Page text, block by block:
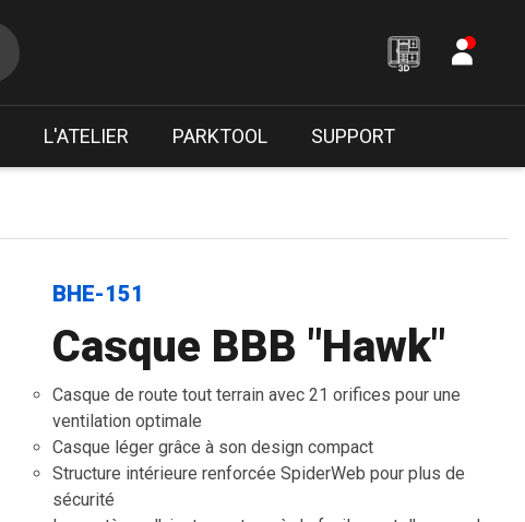
L'ATELIER PARKTOOL SUPPORT
BHE-151
Casque BBB "Hawk"
Casque de route tout terrain avec 21 orifices pour une
ventilation optimale
Casque léger grâce à son design compact
Structure intérieure renforcée SpiderWeb pour plus de
sécurité